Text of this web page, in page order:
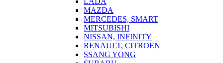
MAZDA
MERCEDES, SMART
MITSUBISHI
NISSAN, INFINITY
RENAULT, CITROEN
SSANG YONG